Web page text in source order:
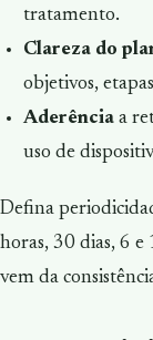
tratamento.
Clareza do
objetivos,
Aderênciaa
uso de
Defina
horas, 30 dias, 6 e
vem da